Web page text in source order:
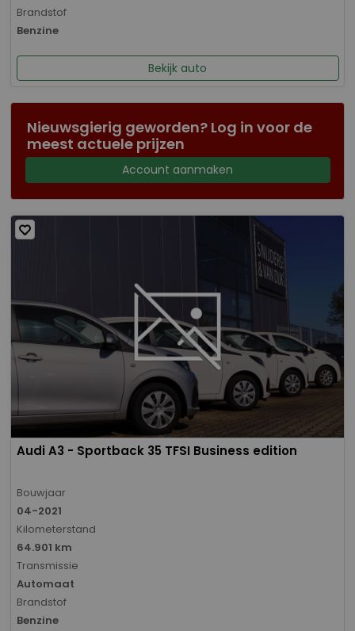
Brandstof
Benzine
Bekijk auto
Nieuwsgierig geworden? Log in voor de
meest actuele prijzen
Account aanmaken
Audi A3 - Sportback 35 TFSI Business edition
Bouwjaar
04-2021
Kilometerstand
64.901 km
Transmissie
Automaat
Brandstof
Benzine